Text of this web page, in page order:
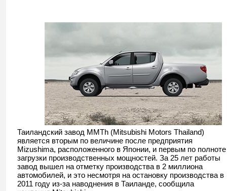
Таиландский завод MMTh (Mitsubishi Motors Thailand)
является вторым по величине после предприятия
Mizushima, расположенного в Японии, и первым по полноте
загрузки производственных мощностей. За 25 лет работы
завод вышел на отметку производства в 2 миллиона
автомобилей, и это несмотря на остановку производства в
2011 году из-за наводнения в Таиланде, сообщила